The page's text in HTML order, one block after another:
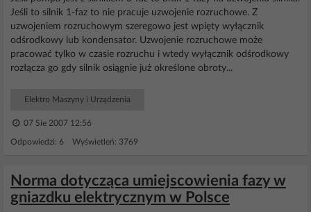
Jeśli to silnik 1-faz to nie pracuje uzwojenie rozruchowe. Z
uzwojeniem rozruchowym szeregowo jest wpięty wyłącznik
odśrodkowy lub kondensator. Uzwojenie rozruchowe może
pracować tylko w czasie rozruchu i wtedy wyłącznik odśrodkowy
rozłącza go gdy silnik osiągnie już określone obroty...
Elektro Maszyny i Urządzenia
07 Sie 2007 12:56
Odpowiedzi: 6 Wyświetleń: 3769
Norma dotycząca umiejscowienia fazy w
gniazdku elektrycznym w Polsce